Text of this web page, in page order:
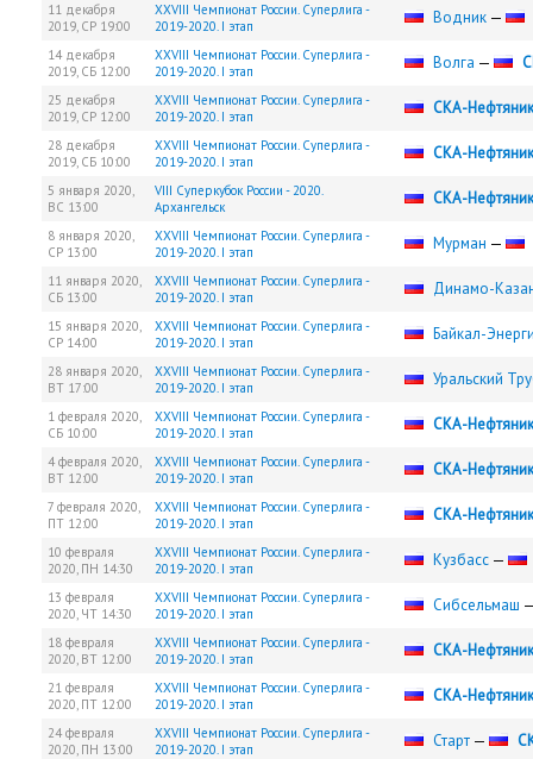
11 декабря
2019, СР 19:00
XXVIII Чемпионат России. Суперлига -
2019-2020. I этап
Водник —
14 декабря
2019, СБ 12:00
XXVIII Чемпионат России. Суперлига -
2019-2020. I этап
Волга —
25 декабря
2019, СР 12:00
XXVIII Чемпионат России. Суперлига -
2019-2020. I этап
СКА-Нефтяник
28 декабря
2019, СБ 10:00
XXVIII Чемпионат России. Суперлига -
2019-2020. I этап
СКА-Нефтяник
5 января 2020,
ВС 13:00
VIII Суперкубок России - 2020.
Архангельск
СКА-Нефтяник
8 января 2020,
СР 13:00
XXVIII Чемпионат России. Суперлига -
2019-2020. I этап
Мурман —
11 января 2020,
СБ 13:00
XXVIII Чемпионат России. Суперлига -
2019-2020. I этап
Динамо-
15 января 2020,
СР 14:00
XXVIII Чемпионат России. Суперлига -
2019-2020. I этап
Байкал-
28 января 2020,
ВТ 17:00
XXVIII Чемпионат России. Суперлига -
2019-2020. I этап
Уральский
1 февраля 2020,
СБ 10:00
XXVIII Чемпионат России. Суперлига -
2019-2020. I этап
СКА-Нефтяник
4 февраля 2020,
ВТ 12:00
XXVIII Чемпионат России. Суперлига -
2019-2020. I этап
СКА-Нефтяник
7 февраля 2020,
ПТ 12:00
XXVIII Чемпионат России. Суперлига -
2019-2020. I этап
СКА-Нефтяник
10 февраля
2020, ПН 14:30
XXVIII Чемпионат России. Суперлига -
2019-2020. I этап
Кузбасс —
13 февраля
2020, ЧТ 14:30
XXVIII Чемпионат России. Суперлига -
2019-2020. I этап
Сибсельмаш
18 февраля
2020, ВТ 12:00
XXVIII Чемпионат России. Суперлига -
2019-2020. I этап
СКА-Нефтяник
21 февраля
2020, ПТ 12:00
XXVIII Чемпионат России. Суперлига -
2019-2020. I этап
СКА-Нефтяник
24 февраля
2020, ПН 13:00
XXVIII Чемпионат России. Суперлига -
2019-2020. I этап
Старт —